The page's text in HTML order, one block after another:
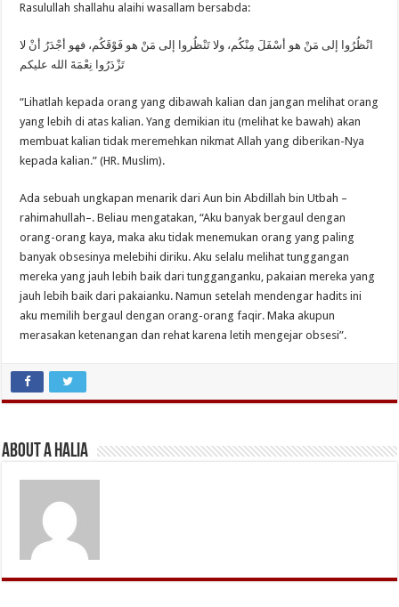
Rasulullah shallahu alaihi wasallam bersabda:
انْظُرُوا إلى مَنْ هو أسْفَلَ مِنْكُم، ولا تَنْظُروا إلى مَنْ هو فَوْقَكُم، فهو أجْدَرُ أنْ لا
تَزْدَرُوا نِعْمَةَ الله عليكم
“Lihatlah kepada orang yang dibawah kalian dan jangan melihat orang
yang lebih di atas kalian. Yang demikian itu (melihat ke bawah) akan
membuat kalian tidak meremehkan nikmat Allah yang diberikan-Nya
kepada kalian.” (HR. Muslim).
Ada sebuah ungkapan menarik dari Aun bin Abdillah bin Utbah –
rahimahullah–. Beliau mengatakan, “Aku banyak bergaul dengan
orang-orang kaya, maka aku tidak menemukan orang yang paling
banyak obsesinya melebihi diriku. Aku selalu melihat tunggangan
mereka yang jauh lebih baik dari tungganganku, pakaian mereka yang
jauh lebih baik dari pakaianku. Namun setelah mendengar hadits ini
aku memilih bergaul dengan orang-orang faqir. Maka akupun
merasakan ketenangan dan rehat karena letih mengejar obsesi”.
About A Halia